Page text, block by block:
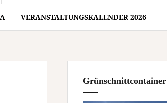
VERANSTALTUNGSKALENDER 2026
Grünschnittcontainer